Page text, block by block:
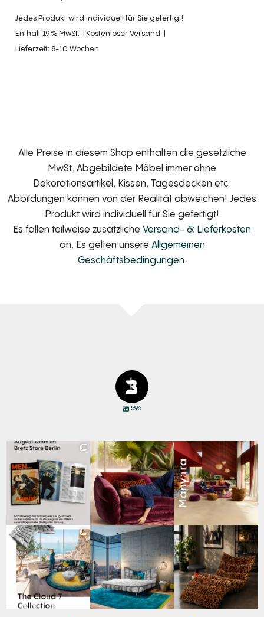
Jedes Produkt wird individuell für Sie gefertigt!
Enthält 19% MwSt.
Kostenloser Versand
Lieferzeit: 8-10 Wochen
Alle Preise in diesem Shop enthalten die gesetzliche
MwSt. Abgebildete Möbel immer ohne
Dekorationsartikel, Kissen, Tagesdecken etc.
Abbildungen können von der Realität abweichen! Jedes
Produkt wird individuell für Sie gefertigt!
Es fallen teilweise zusätzliche Versand- & Lieferkosten
an. Es gelten unsere Allgemeinen
Geschäftsbedingungen.
596
Zwischen Charakter
und Design:
Schauspieler August...
42 7
Den Kopf anlehnen. Die
Gedanken auf Reisen ...
69 2
Manyara. Inspiriert von
der Weite Afrikas....
59 2
Für jeden Lieblingsplatz
die passende Cloud.
☁️...
63 1
Cloud 7 – nicht nur zum
Sitzen, sondern auch
zum...
151 3
A bold statement. A
quiet retreat.
Mit unserem...
205 4